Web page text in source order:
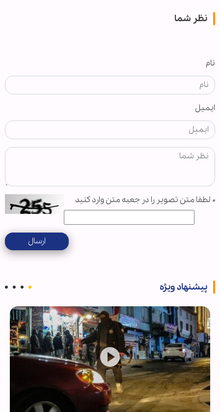
نظر شما
نام
ایمیل
* لطفا متن تصویر را در جعبه متن وارد کنید
ارسال
پیشنهاد ویژه